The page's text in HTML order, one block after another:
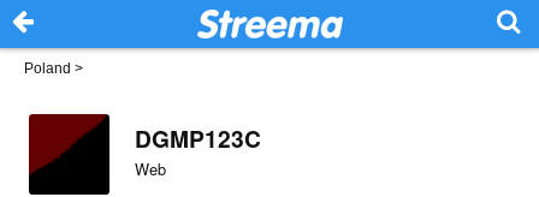
Poland >
DGMP123C
Web